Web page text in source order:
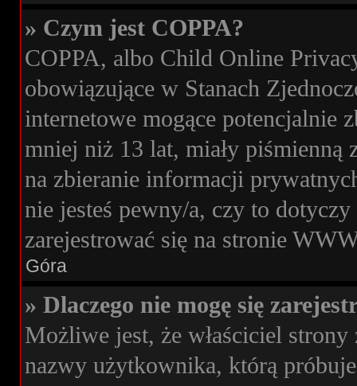
» Czym jest COPPA?
COPPA, albo Child Online
obowiązujące w Stanach
internetowe mogące potencjalnie
mniej niż 13 lat, miały
na zbieranie informacji
nie jesteś pewny/a, czy to
zarejestrować się na stronie
Góra
» Dlaczego nie mogę się
Możliwe jest, że właściciel strony
nazwy użytkownika, którą